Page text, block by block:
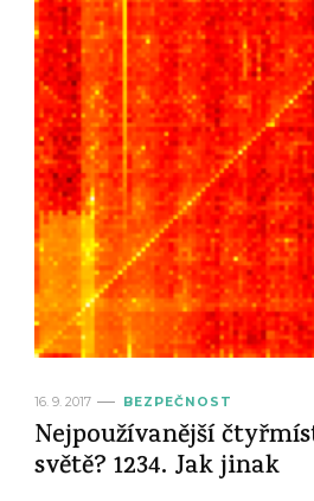
16. 9. 2017 BEZPEČNOST
Nejpoužívanější
světě? 1234. Jak jinak